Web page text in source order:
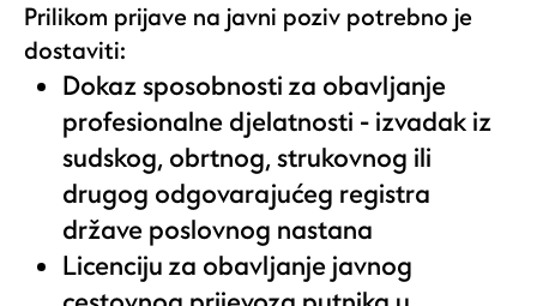
Prilikom prijave na javni poziv potrebno je
dostaviti:
Dokaz sposobnosti za obavljanje
profesionalne djelatnosti - izvadak iz
sudskog, obrtnog, strukovnog ili
drugog odgovarajućeg registra
države poslovnog nastana
Licenciju za obavljanje javnog